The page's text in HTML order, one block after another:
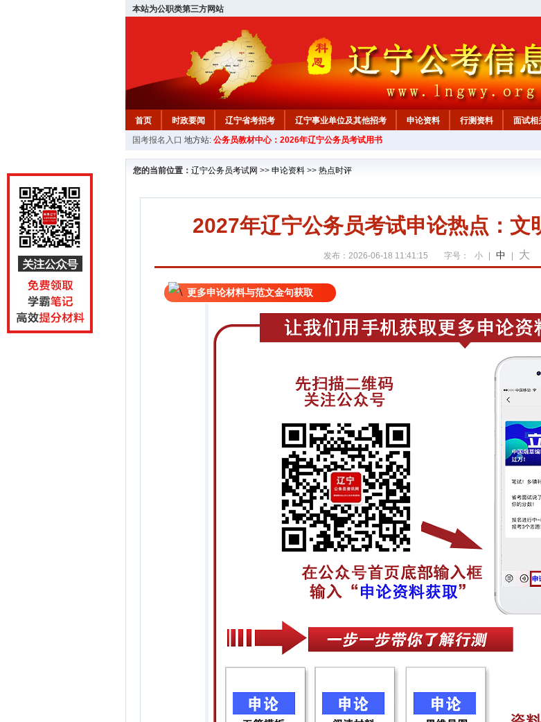
本站为公职类第三方网站
首页 时政要闻 辽宁省考招考 辽宁事业单位及其他招考 申论资料 行测资料 面试相
教材中心
国考报名入口 地方站: 公务员教材中心：2026年辽宁公务员考试用书
您的当前位置： 辽宁公务员考试网 >> 申论资料 >> 热点时评
2027年辽宁公务员考试申论热点：文
发布：2026-06-18 11:41:15 字号： 小 中 大
更多申论材料与范文金句获取